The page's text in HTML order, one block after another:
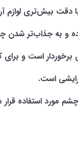
دقت بیش‌تری لوازم
و به جذاب‌تر شدن
برخوردار است
است.
مورد استفاده قرار